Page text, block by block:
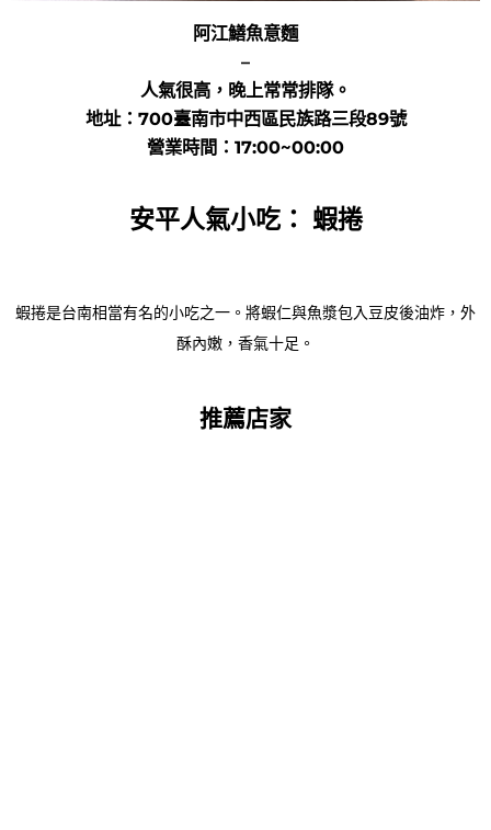
阿江鱔魚意麵
–
人氣很高，晚上常常排隊。
地址：700臺南市中西區民族路三段89號
營業時間：17:00~00:00
安平人氣小吃： 蝦捲
蝦捲是台南相當有名的小吃之一。 將蝦仁與魚漿包入豆皮後油炸，外
酥內嫩，香氣十足。
推薦店家